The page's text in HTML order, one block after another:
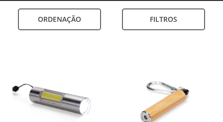
ORDENAÇÃO FILTROS